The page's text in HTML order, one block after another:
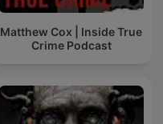
Matthew Cox | Inside True
Crime Podcast